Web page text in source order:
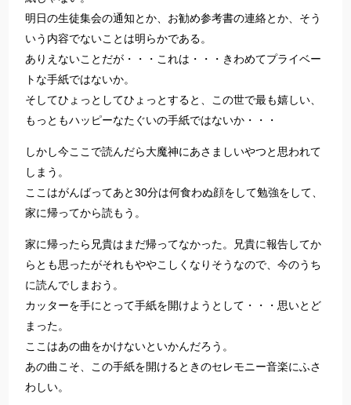
明日の生徒集会の通知とか、お勧め参考書の連絡とか、そう
いう内容でないことは明らかである。
ありえないことだが・・・これは・・・きわめてプライベー
トな手紙ではないか。
そしてひょっとしてひょっとすると、この世で最も嬉しい、
もっともハッピーなたぐいの手紙ではないか・・・
しかし今ここで読んだら大魔神にあさましいやつと思われて
しまう。
ここはがんばってあと30分は何食わぬ顔をして勉強をして、
家に帰ってから読もう。
家に帰ったら兄貴はまだ帰ってなかった。兄貴に報告してか
らとも思ったがそれもややこしくなりそうなので、今のうち
に読んでしまおう。
カッターを手にとって手紙を開けようとして・・・思いとど
まった。
ここはあの曲をかけないといかんだろう。
あの曲こそ、この手紙を開けるときのセレモニー音楽にふさ
わしい。